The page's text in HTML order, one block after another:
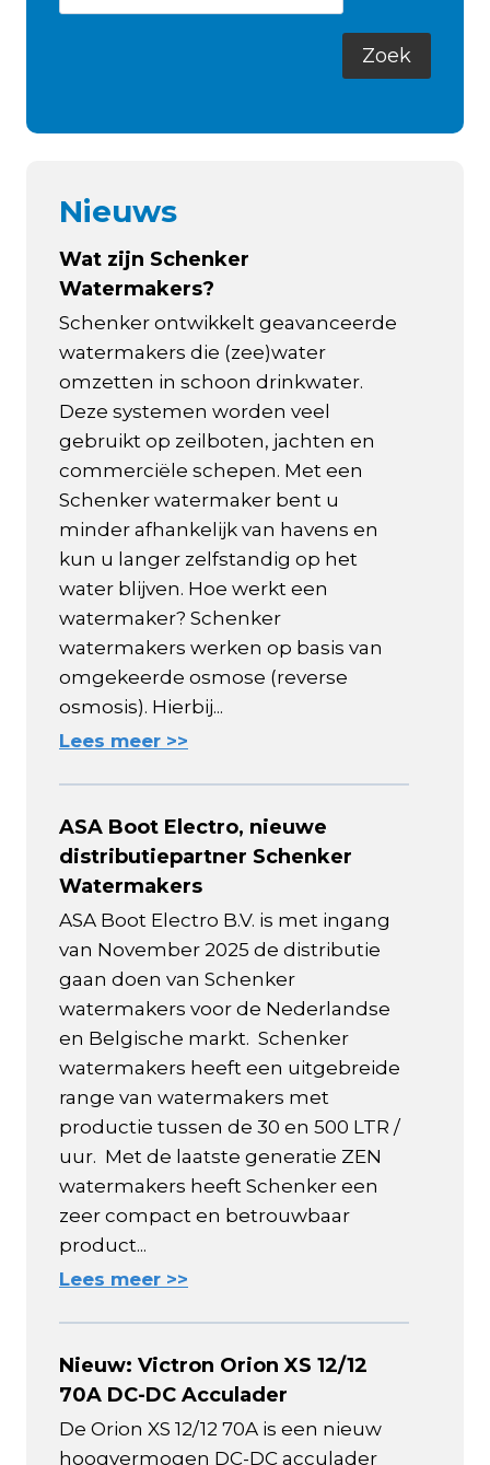
Nieuws
Wat zijn Schenker
Watermakers?
Schenker ontwikkelt geavanceerde
watermakers die (zee)water
omzetten in schoon drinkwater.
Deze systemen worden veel
gebruikt op zeilboten, jachten en
commerciële schepen. Met een
Schenker watermaker bent u
minder afhankelijk van havens en
kun u langer zelfstandig op het
water blijven. Hoe werkt een
watermaker? Schenker
watermakers werken op basis van
omgekeerde osmose (reverse
osmosis). Hierbij...
Lees meer >>
ASA Boot Electro, nieuwe
distributiepartner Schenker
Watermakers
ASA Boot Electro B.V. is met ingang
van November 2025 de distributie
gaan doen van Schenker
watermakers voor de Nederlandse
en Belgische markt. Schenker
watermakers heeft een uitgebreide
range van watermakers met
productie tussen de 30 en 500 LTR /
uur. Met de laatste generatie ZEN
watermakers heeft Schenker een
zeer compact en betrouwbaar
product...
Lees meer >>
Nieuw: Victron Orion XS 12/12
70A DC-DC Acculader
De Orion XS 12/12 70A is een nieuw
hoogvermogen DC-DC acculader